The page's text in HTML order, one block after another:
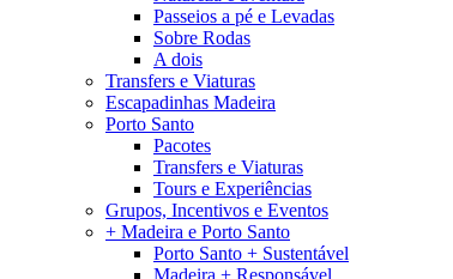
Passeios a pé e Levadas
Sobre Rodas
A dois
Transfers e Viaturas
Escapadinhas Madeira
Porto Santo
Pacotes
Transfers e Viaturas
Tours e Experiências
Grupos, Incentivos e Eventos
+ Madeira e Porto Santo
Porto Santo + Sustentável
Madeira + Responsável